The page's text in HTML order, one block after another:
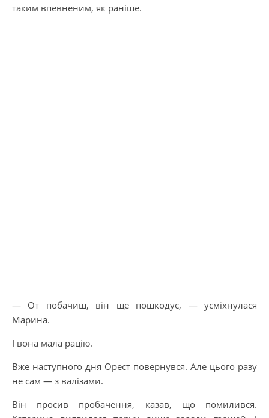
таким впевненим, як раніше.
— От побачиш, він ще пошкодує, — усміхнулася
Марина.
І вона мала рацію.
Вже наступного дня Орест повернувся. Але цього разу
не сам — з валізами.
Він просив пробачення, казав, що помилився.